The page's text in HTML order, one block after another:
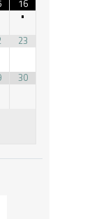
16
•
23
30